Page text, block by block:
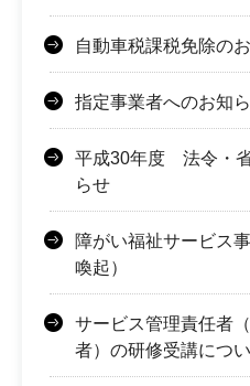
自動車税課税免除の
指定事業者へのお知
平成30年度 法令・
らせ
障がい福祉サービス
喚起）
サービス管理責任者
者）の研修受講につ